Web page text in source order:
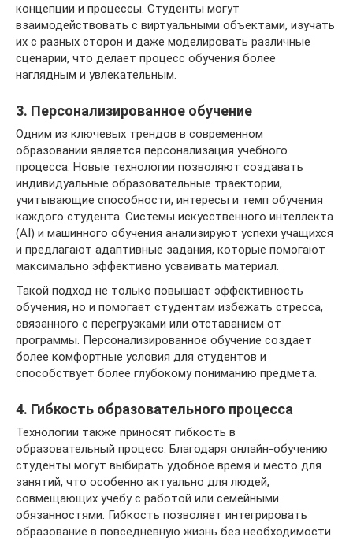
концепции и процессы. Студенты могут
взаимодействовать с виртуальными объектами, изучать
их с разных сторон и даже моделировать различные
сценарии, что делает процесс обучения более
наглядным и увлекательным.
3. Персонализированное обучение
Одним из ключевых трендов в современном
образовании является персонализация учебного
процесса. Новые технологии позволяют создавать
индивидуальные образовательные траектории,
учитывающие способности, интересы и темп обучения
каждого студента. Системы искусственного интеллекта
(AI) и машинного обучения анализируют успехи учащихся
и предлагают адаптивные задания, которые помогают
максимально эффективно усваивать материал.
Такой подход не только повышает эффективность
обучения, но и помогает студентам избежать стресса,
связанного с перегрузками или отставанием от
программы. Персонализированное обучение создает
более комфортные условия для студентов и
способствует более глубокому пониманию предмета.
4. Гибкость образовательного процесса
Технологии также приносят гибкость в
образовательный процесс. Благодаря онлайн-обучению
студенты могут выбирать удобное время и место для
занятий, что особенно актуально для людей,
совмещающих учебу с работой или семейными
обязанностями. Гибкость позволяет интегрировать
образование в повседневную жизнь без необходимости